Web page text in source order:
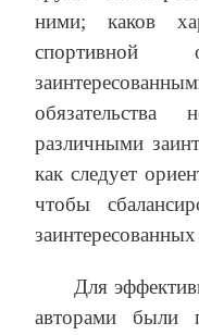
ними; каков
обязательства
различными
как следует
чтобы
Для
авторами были